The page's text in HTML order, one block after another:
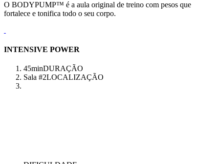
O BODYPUMP™ é a aula original de treino com pesos que
fortalece e tonifica todo o seu corpo.
INTENSIVE POWER
45minDURAÇÃO
Sala #2LOCALIZAÇÃO